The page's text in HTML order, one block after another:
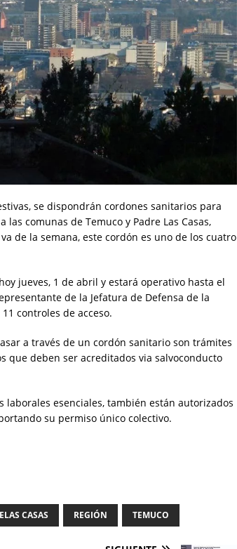
se dispondrán cordones sanitarios para
comunas de Temuco y Padre Las Casas,
de la semana, este cordón es uno de los cuatro
jueves, 1 de abril y estará operativo hasta el
de la Jefatura de Defensa de la
controles de acceso.
a través de un cordón sanitario son trámites
que deben ser acreditados via salvoconducto
esenciales, también están autorizados
su permiso único colectivo.
CASAS REGIÓN TEMUCO